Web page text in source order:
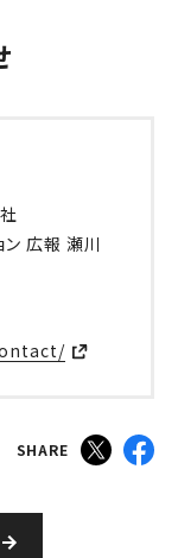
ン 広報 瀬川
SHARE